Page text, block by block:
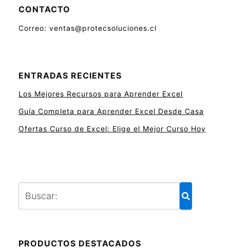
CONTACTO
Correo: ventas@protecsoluciones.cl
ENTRADAS RECIENTES
Los Mejores Recursos para Aprender Excel
Guía Completa para Aprender Excel Desde Casa
Ofertas Curso de Excel: Elige el Mejor Curso Hoy
PRODUCTOS DESTACADOS